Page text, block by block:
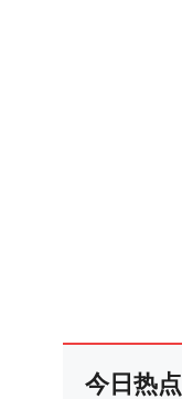
今日热点